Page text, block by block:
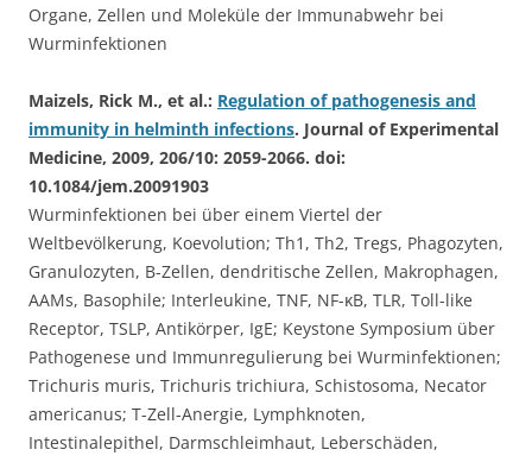
Organe, Zellen und Moleküle der Immunabwehr bei
Wurminfektionen
Maizels, Rick M., et al.: Regulation of pathogenesis and
immunity in helminth infections. Journal of Experimental
Medicine, 2009, 206/10: 2059-2066. doi:
10.1084/jem.20091903
Wurminfektionen bei über einem Viertel der
Weltbevölkerung, Koevolution; Th1, Th2, Tregs, Phagozyten,
Granulozyten, B-Zellen, dendritische Zellen, Makrophagen,
AAMs, Basophile; Interleukine, TNF, NF-κB, TLR, Toll-like
Receptor, TSLP, Antikörper, IgE; Keystone Symposium über
Pathogenese und Immunregulierung bei Wurminfektionen;
Trichuris muris, Trichuris trichiura, Schistosoma, Necator
americanus; T-Zell-Anergie, Lymphknoten,
Intestinalepithel, Darmschleimhaut, Leberschäden,